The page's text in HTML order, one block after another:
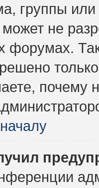
группы или
не
форумах.
почему